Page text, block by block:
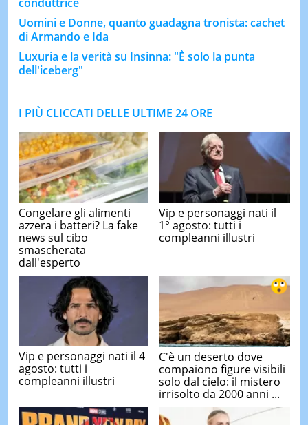
Uomini e Donne, quanto guadagna tronista: cachet
di Armando e Ida
Luxuria e la verità su Insinna: "È solo la punta
dell'iceberg"
I PIÙ CLICCATI DELLE ULTIME 24 ORE
Congelare gli alimenti
azzera i batteri? La fake
news sul cibo
smascherata
dall'esperto
Vip e personaggi nati il
1° agosto: tutti i
compleanni illustri
Vip e personaggi nati il 4
agosto: tutti i
compleanni illustri
C'è un deserto dove
compaiono figure visibili
solo dal cielo: il mistero
irrisolto da 2000 anni ...